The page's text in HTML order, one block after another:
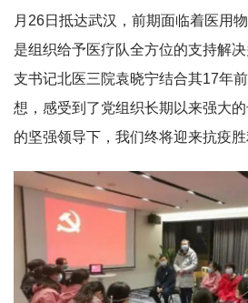
月26日抵达武汉，前期面临着医用
是组织给予医疗队全方位的支持解
支书记北医三院袁晓宁结合其17年
想，感受到了党组织长期以来强大
的坚强领导下，我们终将迎来抗疫胜